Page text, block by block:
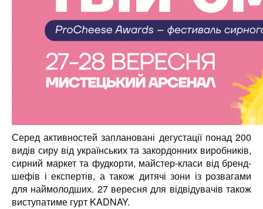
Серед активностей заплановані дегустації понад 200
видів сиру від українських та закордонних виробників,
сирний маркет та фудкорти, майстер-класи від бренд-
шефів і експертів, а також дитячі зони із розвагами
для наймолодших. 27 вересня для відвідувачів також
виступатиме гурт KADNAY.